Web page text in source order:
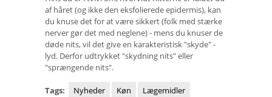
af håret (og ikke den eksfolierede epidermis), kan
du knuse det for at være sikkert (folk med stærke
nerver gør det med neglene) - mens du knuser de
døde nits, vil det give en karakteristisk "skyde" -
lyd. Derfor udtrykket "skydning nits" eller
"sprængende nits".
Tags: Nyheder Køn Lægemidler